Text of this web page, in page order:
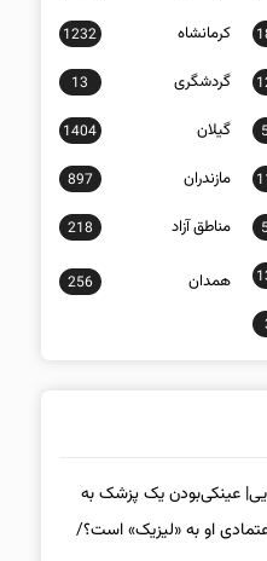
کرمانشاه 1232
گردشگری 13
گیلان 1404
مازندران 897
مناطق آزاد 218
همدان 256
عینکی‌بودن یک پزشک به
او به «لیزیک» است؟/